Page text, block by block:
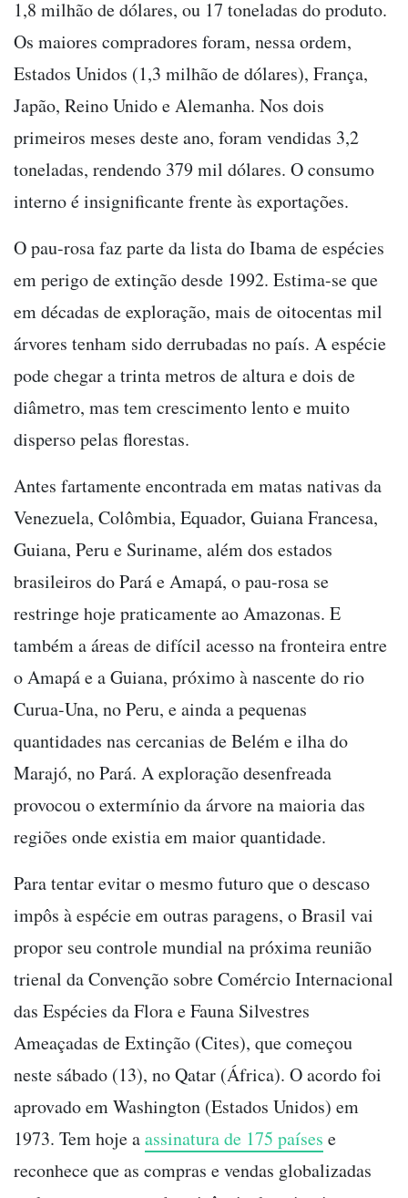
1,8 milhão de dólares, ou 17 toneladas do produto.
Os maiores compradores foram, nessa ordem,
Estados Unidos (1,3 milhão de dólares), França,
Japão, Reino Unido e Alemanha. Nos dois
primeiros meses deste ano, foram vendidas 3,2
toneladas, rendendo 379 mil dólares. O consumo
interno é insignificante frente às exportações.
O pau-rosa faz parte da lista do Ibama de espécies
em perigo de extinção desde 1992. Estima-se que
em décadas de exploração, mais de oitocentas mil
árvores tenham sido derrubadas no país. A espécie
pode chegar a trinta metros de altura e dois de
diâmetro, mas tem crescimento lento e muito
disperso pelas florestas.
Antes fartamente encontrada em matas nativas da
Venezuela, Colômbia, Equador, Guiana Francesa,
Guiana, Peru e Suriname, além dos estados
brasileiros do Pará e Amapá, o pau-rosa se
restringe hoje praticamente ao Amazonas. E
também a áreas de difícil acesso na fronteira entre
o Amapá e a Guiana, próximo à nascente do rio
Curua-Una, no Peru, e ainda a pequenas
quantidades nas cercanias de Belém e ilha do
Marajó, no Pará. A exploração desenfreada
provocou o extermínio da árvore na maioria das
regiões onde existia em maior quantidade.
Para tentar evitar o mesmo futuro que o descaso
impôs à espécie em outras paragens, o Brasil vai
propor seu controle mundial na próxima reunião
trienal da Convenção sobre Comércio Internacional
das Espécies da Flora e Fauna Silvestres
Ameaçadas de Extinção (Cites), que começou
neste sábado (13), no Qatar (África). O acordo foi
aprovado em Washington (Estados Unidos) em
1973. Tem hoje aassinatura de 175 países e
reconhece que as compras e vendas globalizadas